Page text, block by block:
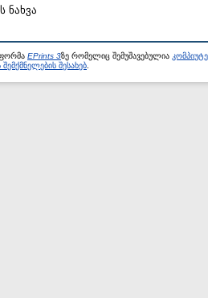
ნახვა
EPrints 3ზე რომელიც შემუშავებულია
შესახებ.